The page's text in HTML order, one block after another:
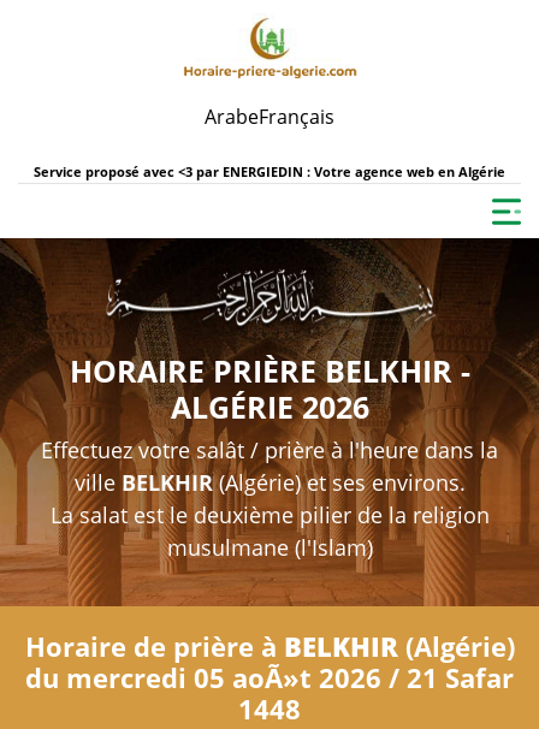
ArabeFrançais
Service proposé avec <3 par ENERGIEDIN : Votre agence web en Algérie
HORAIRE PRIÈRE BELKHIR -
ALGÉRIE 2026
Effectuez votre salât / prière à l'heure dans la
ville BELKHIR(Algérie) et ses environs.
La salat est le deuxième pilier de la religion
musulmane (l'Islam)
Horaire de prière à BELKHIR(Algérie)
du mercredi 05 aoÃ»t 2026 / 21 Safar
1448